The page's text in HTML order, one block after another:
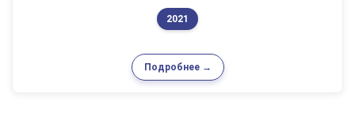
2021
Подробнее →